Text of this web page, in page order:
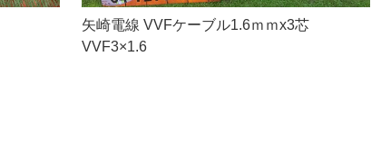
矢崎電線 VVFケーブル1.6ｍｍx3芯
VVF3×1.6